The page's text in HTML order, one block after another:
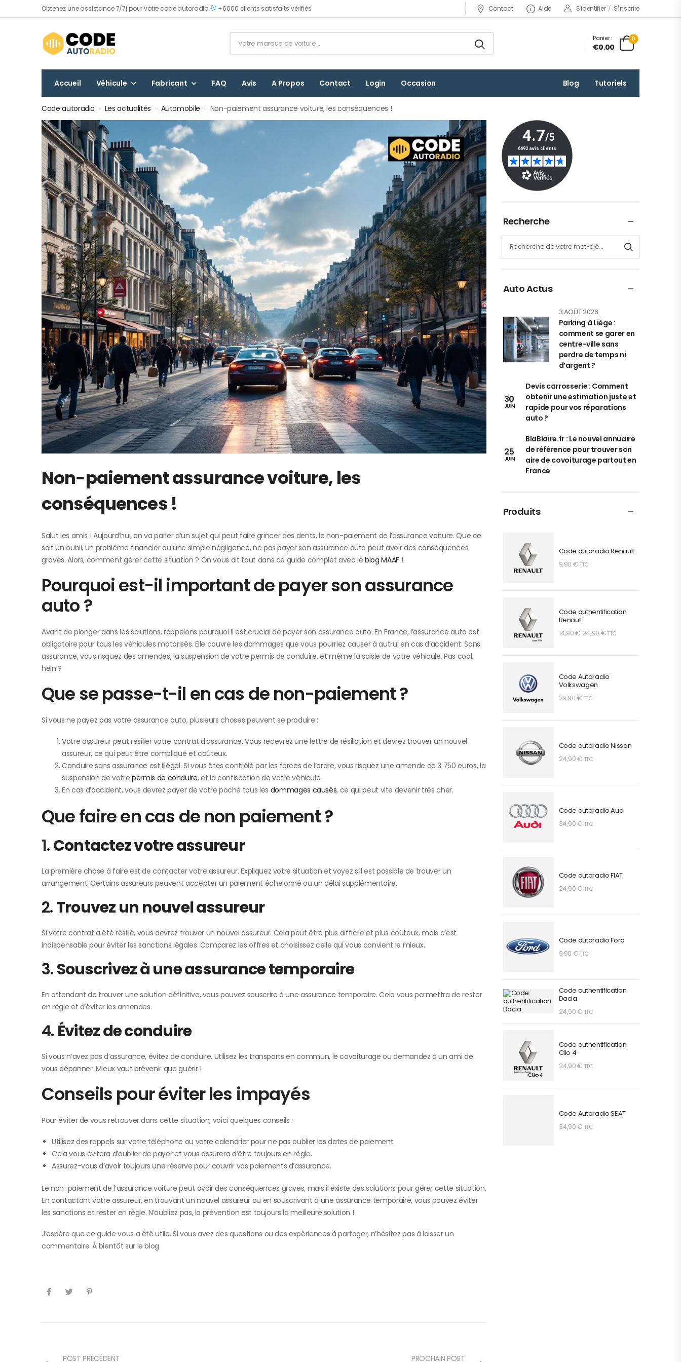
Obtenez une assistance 7/7j pour votre code autoradio +6000 clients satisfaits vérifiés Contact Aide S'identifier / S'inscrire
Panier :
€0.00
0
Accueil Véhicule Fabricant FAQ Avis A Propos Contact Login Occasion Blog Tutoriels
Code autoradio » Les actualités » Automobile » Non-paiement assurance voiture, les conséquences !
Non-paiement assurance voiture, les
conséquences !
Salut les amis ! Aujourd’hui, on va parler d’un sujet qui peut faire grincer des dents, le non-paiement de l’assurance voiture. Que ce
soit un oubli, un problème financier ou une simple négligence, ne pas payer son assurance auto peut avoir des conséquences
graves. Alors, comment gérer cette situation ? On vous dit tout dans ce guide complet avec leblog MAAF!
Pourquoi est-il important de payer son assurance
auto ?
Avant de plonger dans les solutions, rappelons pourquoi il est crucial de payer son assurance auto. En France, l’assurance auto est
obligatoire pour tous les véhicules motorisés. Elle couvre les dommages que vous pourriez causer à autrui en cas d’accident. Sans
assurance, vous risquez des amendes, la suspension de votre permis de conduire, et même la saisie de votre véhicule. Pas cool,
hein ?
Que se passe-t-il en cas de non-paiement ?
Si vous ne payez pas votre assurance auto, plusieurs choses peuvent se produire :
Votre assureur peut résilier votre contrat d’assurance. Vous recevrez une lettre de résiliation et devrez trouver un nouvel
assureur, ce qui peut être compliqué et coûteux.
Conduire sans assurance est illégal. Si vous êtes contrôlé par les forces de l’ordre, vous risquez une amende de 3 750 euros, la
suspension de votrepermis de conduire, et la confiscation de votre véhicule.
En cas d’accident, vous devrez payer de votre poche tous les dommages causés, ce qui peut vite devenir très cher.
Que faire en cas de non paiement ?
1.Contactez votre assureur
La première chose à faire est de contacter votre assureur. Expliquez votre situation et voyez s’il est possible de trouver un
arrangement. Certains assureurs peuvent accepter un paiement échelonné ou un délai supplémentaire.
2.Trouvez un nouvel assureur
Si votre contrat a été résilié, vous devrez trouver un nouvel assureur. Cela peut être plus difficile et plus coûteux, mais c’est
indispensable pour éviter les sanctions légales. Comparez les offres et choisissez celle qui vous convient le mieux.
3.Souscrivez à une assurance temporaire
En attendant de trouver une solution définitive, vous pouvez souscrire à une assurance temporaire. Cela vous permettra de rester
en règle et d’éviter les amendes.
4. Évitez de conduire
Si vous n’avez pas d’assurance, évitez de conduire. Utilisez les transports en commun, le covoiturage ou demandez à un ami de
vous dépanner. Mieux vaut prévenir que guérir !
Conseils pour éviter les impayés
Pour éviter de vous retrouver dans cette situation, voici quelques conseils :
Utilisez des rappels sur votre téléphone ou votre calendrier pour ne pas oublier les dates de paiement.
Cela vous évitera d’oublier de payer et vous assurera d’être toujours en règle.
Assurez-vous d’avoir toujours une réserve pour couvrir vos paiements d’assurance.
Le non-paiement de l’assurance voiture peut avoir des conséquences graves, mais il existe des solutions pour gérer cette situation.
En contactant votre assureur, en trouvant un nouvel assureur ou en souscrivant à une assurance temporaire, vous pouvez éviter
les sanctions et rester en règle. N’oubliez pas, la prévention est toujours la meilleure solution !
J’espère que ce guide vous a été utile. Si vous avez des questions ou des expériences à partager, n’hésitez pas à laisser un
commentaire. À bientôt sur le blog
POST PRÉCÉDENT PROCHAIN POST
Recherche
Auto Actus
3 AOÛT 2026
Parking à Liège :
comment se garer en
centre-ville sans
perdre de temps ni
d’argent ?
30
JUIN
Devis carrosserie : Comment
obtenir une estimation juste et
rapide pour vos réparations
auto ?
25
JUIN
BlaBlaire.fr : Le nouvel annuaire
de référence pour trouver son
aire de covoiturage partout en
France
Produits
Code autoradio Renault
9,90 € TTC
Code authentification
Renault
14,90€24,90€TTC
Code Autoradio
Volkswagen
29,90€ TTC
Code autoradio Nissan
24,90€ TTC
Code autoradio Audi
34,90€ TTC
Code autoradio FIAT
24,90€ TTC
Code autoradio Ford
9,90 € TTC
Code authentification
Dacia
24,90€ TTC
Code authentification
Clio 4
24,90€ TTC
Code Autoradio SEAT
34,90€ TTC